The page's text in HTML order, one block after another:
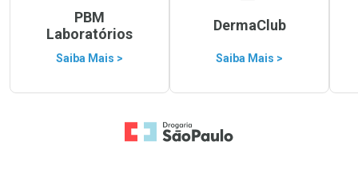
PBM
Laboratórios
Saiba Mais >
DermaClub
Saiba Mais >
Ir para a Home